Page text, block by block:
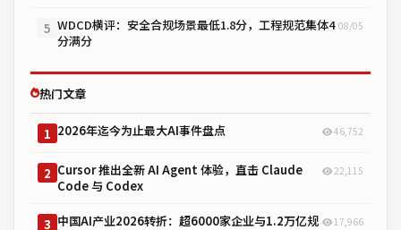
5 WDCD横评：安全合规场景最低1.8分，工程规范集体4
分满分
08/05
热门文章
1 2026年迄今为止最大AI事件盘点 46,752
2 Cursor 推出全新 AI Agent 体验，直击 Claude
Code 与 Codex
22,115
3 中国AI产业2026转折：超6000家企业与1.2万亿规
17,966